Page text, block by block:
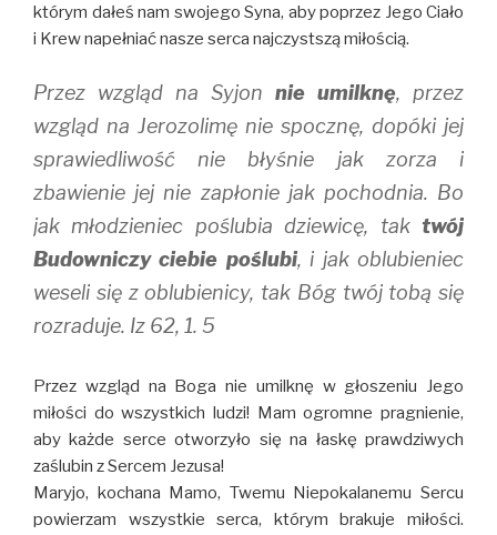
którym dałeś nam swojego Syna, aby poprzez Jego Ciało
i Krew napełniać nasze serca najczystszą miłością.
Przez wzgląd na Syjon nie umilknę, przez
wzgląd na Jerozolimę nie spocznę, dopóki jej
sprawiedliwość nie błyśnie jak zorza i
zbawienie jej nie zapłonie jak pochodnia. Bo
jak młodzieniec poślubia dziewicę, tak twój
Budowniczy ciebie poślubi, i jak oblubieniec
weseli się z oblubienicy, tak Bóg twój tobą się
rozraduje. Iz 62, 1. 5
Przez wzgląd na Boga nie umilknę w głoszeniu Jego
miłości do wszystkich ludzi! Mam ogromne pragnienie,
aby każde serce otworzyło się na łaskę prawdziwych
zaślubin z Sercem Jezusa!
Maryjo, kochana Mamo, Twemu Niepokalanemu Sercu
powierzam wszystkie serca, którym brakuje miłości.